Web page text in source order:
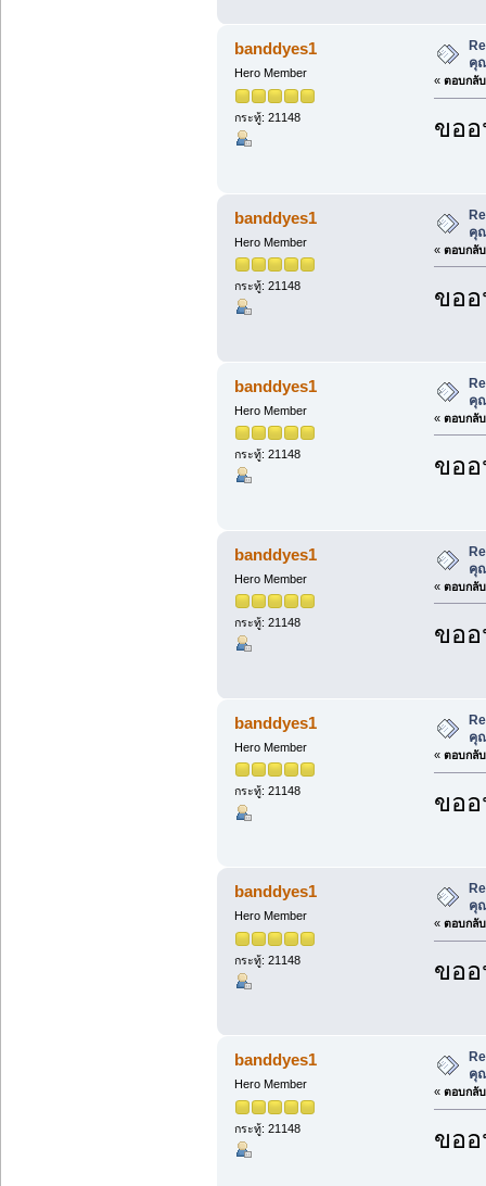
banddyes1
Hero Member
กระทู้: 21148
คุ
« ตอบกลั
ขอ
banddyes1
Hero Member
กระทู้: 21148
คุ
« ตอบกลั
ขอ
banddyes1
Hero Member
กระทู้: 21148
คุ
« ตอบกลั
ขอ
banddyes1
Hero Member
กระทู้: 21148
คุ
« ตอบกลั
ขอ
banddyes1
Hero Member
กระทู้: 21148
คุ
« ตอบกลั
ขอ
banddyes1
Hero Member
กระทู้: 21148
คุ
« ตอบกลั
ขอ
banddyes1
Hero Member
กระทู้: 21148
คุ
« ตอบกลั
ขอ